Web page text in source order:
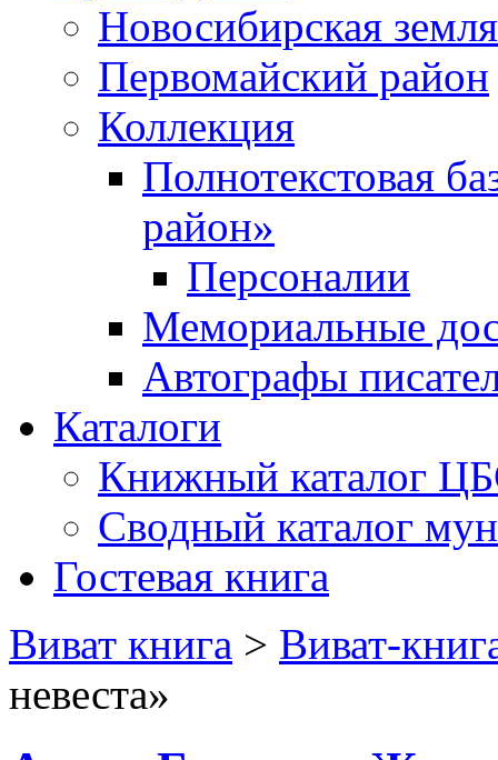
Новосибирская земля
Первомайский район
Коллекция
Полнотекстовая
район»
Персоналии
Мемориальные
Автографы
Каталоги
Книжный каталог
Сводный каталог
Гостевая книга
Виват книга > Виват-
невеста»